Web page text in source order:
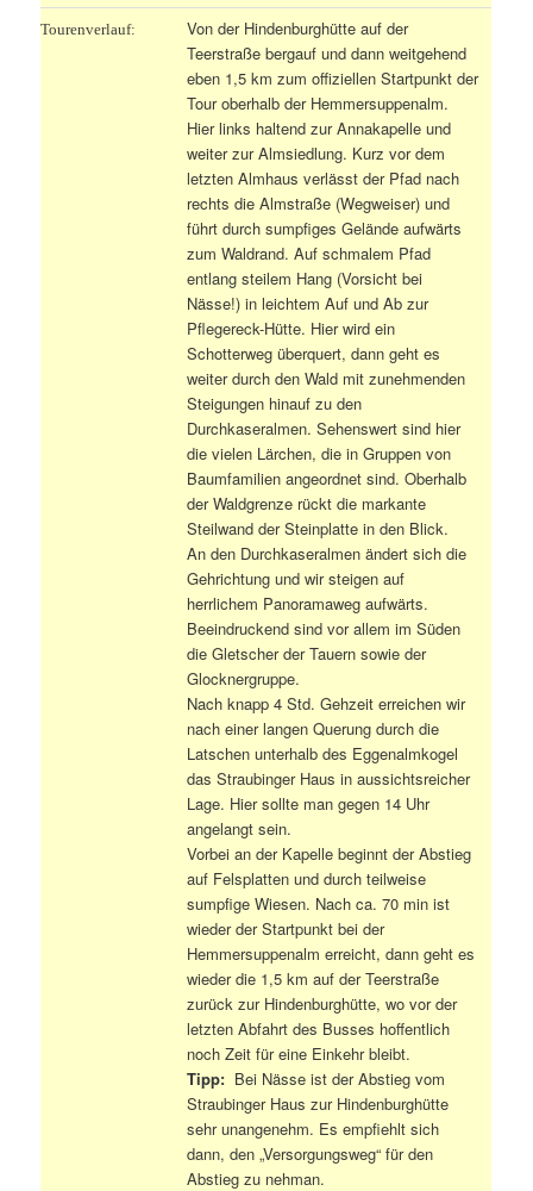
Tourenverlauf:
Von der Hindenburghütte auf der
Teerstraße bergauf und dann weitgehend
eben 1,5 km zum offiziellen Startpunkt der
Tour oberhalb der Hemmersuppenalm.
Hier links haltend zur Annakapelle und
weiter zur Almsiedlung. Kurz vor dem
letzten Almhaus verlässt der Pfad nach
rechts die Almstraße (Wegweiser) und
führt durch sumpfiges Gelände aufwärts
zum Waldrand. Auf schmalem Pfad
entlang steilem Hang (Vorsicht bei
Nässe!) in leichtem Auf und Ab zur
Pflegereck-Hütte. Hier wird ein
Schotterweg überquert, dann geht es
weiter durch den Wald mit zunehmenden
Steigungen hinauf zu den
Durchkaseralmen. Sehenswert sind hier
die vielen Lärchen, die in Gruppen von
Baumfamilien angeordnet sind. Oberhalb
der Waldgrenze rückt die markante
Steilwand der Steinplatte in den Blick.
An den Durchkaseralmen ändert sich die
Gehrichtung und wir steigen auf
herrlichem Panoramaweg aufwärts.
Beeindruckend sind vor allem im Süden
die Gletscher der Tauern sowie der
Glocknergruppe.
Nach knapp 4 Std. Gehzeit erreichen wir
nach einer langen Querung durch die
Latschen unterhalb des Eggenalmkogel
das Straubinger Haus in aussichtsreicher
Lage. Hier sollte man gegen 14 Uhr
angelangt sein.
Vorbei an der Kapelle beginnt der Abstieg
auf Felsplatten und durch teilweise
sumpfige Wiesen. Nach ca. 70 min ist
wieder der Startpunkt bei der
Hemmersuppenalm erreicht, dann geht es
wieder die 1,5 km auf der Teerstraße
zurück zur Hindenburghütte, wo vor der
letzten Abfahrt des Busses hoffentlich
noch Zeit für eine Einkehr bleibt.
Tipp: Bei Nässe ist der Abstieg vom
Straubinger Haus zur Hindenburghütte
sehr unangenehm. Es empfiehlt sich
dann, den „Versorgungsweg“ für den
Abstieg zu nehman.